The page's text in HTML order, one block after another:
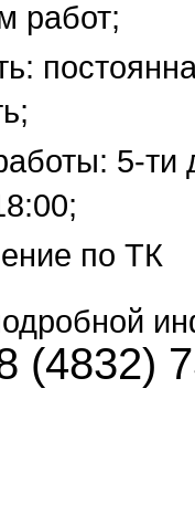
работ;
5-ти
по ТК
(4832)